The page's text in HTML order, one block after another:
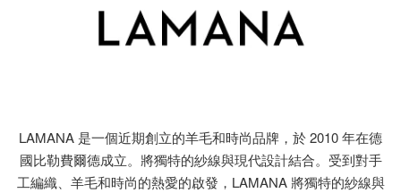
LAMANA 是一個近期創立的羊毛和時尚品牌，於 2010 年在德
國比勒費爾德成立。將獨特的紗線與現代設計結合。受到對手
工編織、羊毛和時尚的熱愛的啟發，LAMANA 將獨特的紗線與